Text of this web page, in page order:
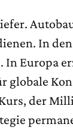
In
Europa
globale
der